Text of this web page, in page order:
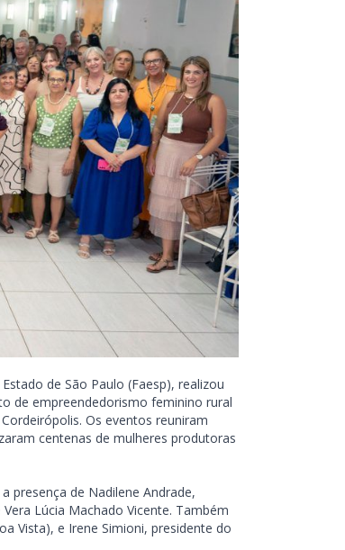
de São Paulo (Faesp), realizou
de empreendedorismo feminino rural
Os eventos reuniram
centenas de mulheres produtoras
presença de Nadilene Andrade,
Lúcia Machado Vicente. Também
Vista), e Irene Simioni, presidente do